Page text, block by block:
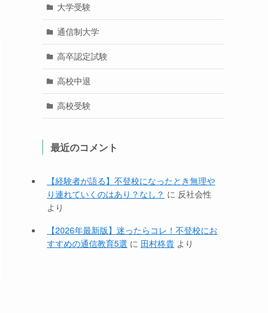
大学受験
通信制大学
高卒認定試験
高校中退
高校受験
最近のコメント
【経験者が語る】不登校になったとき無理や
り連れていくのはあり？なし？ に 反社会性
より
【2026年最新版】迷ったらコレ！不登校にお
すすめの通信教育5選 に 田村柊貴 より